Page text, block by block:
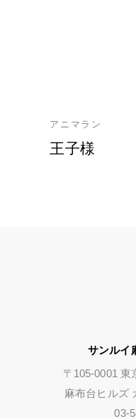
アニマラン
王子様
サンルイ
〒105-0001 東
麻布台ヒルズ
03-